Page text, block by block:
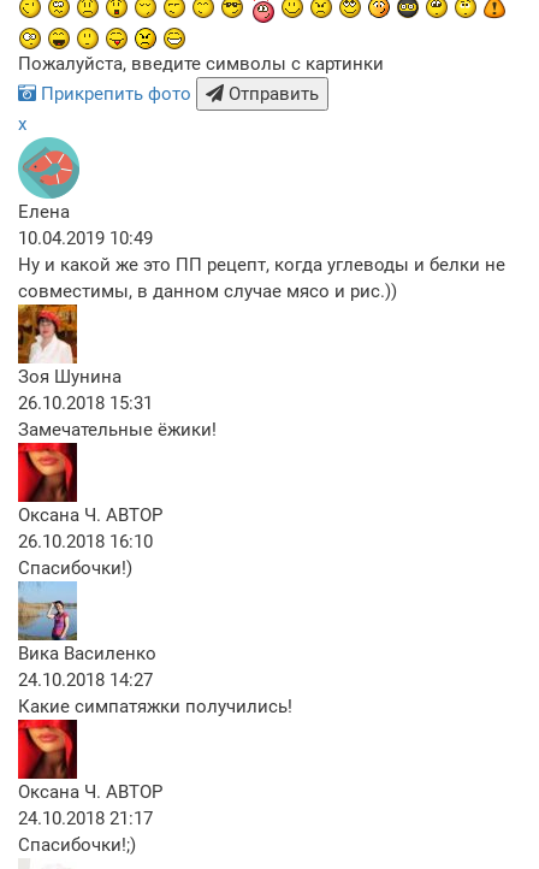
Пожалуйста, введите символы с картинки
Прикрепить фото
Отправить
x
Елена
10.04.2019 10:49
Ну и какой же это ПП рецепт, когда углеводы и белки не
совместимы, в данном случае мясо и рис.))
Зоя Шунина
26.10.2018 15:31
Замечательные ёжики!
Оксана Ч. АВТОР
26.10.2018 16:10
Спасибочки!)
Вика Василенко
24.10.2018 14:27
Какие симпатяжки получились!
Оксана Ч. АВТОР
24.10.2018 21:17
Спасибочки!;)